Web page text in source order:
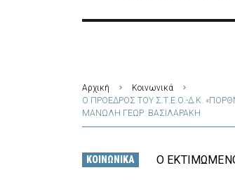
Αρχική
Κοινωνικά
Ο ΠΡΟΕΔΡΟΣ ΤΟΥ Σ.Τ.Ε.Ο.-Δ.Κ.
ΜΑΝΩΛΗ ΓΕΩΡ. ΒΑΣΙΛΑΡΑΚΗ
ΚΟΙΝΩΝΙΚΆ Ο